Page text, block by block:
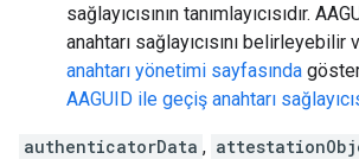
sağlayıcısının tanımlayıcısıdır.
anahtarı sağlayıcısını belirleyebilir
anahtarı yönetimi sayfasında
AAGUID ile geçiş anahtarı
authenticatorData ,